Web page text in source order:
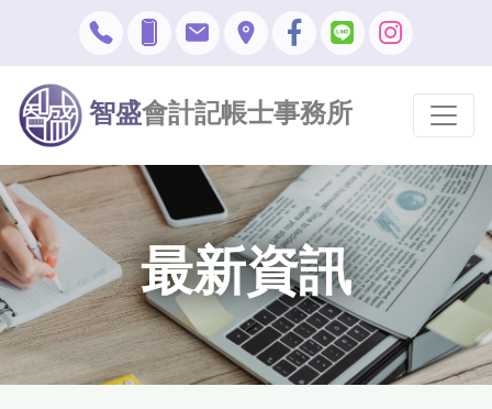
智盛會計記帳士事務所
最新資訊